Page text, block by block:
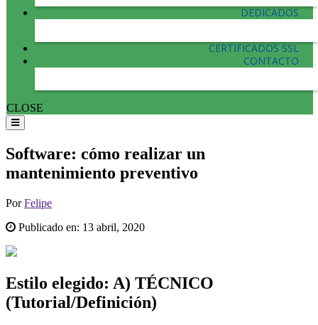
DEDICADOS
CERTIFICADOS SSL
CONTACTO
CLOSE
Software: cómo realizar un
mantenimiento preventivo
PorFelipe
Publicado en: 13 abril, 2020
Estilo elegido: A) TÉCNICO
(Tutorial/Definición)